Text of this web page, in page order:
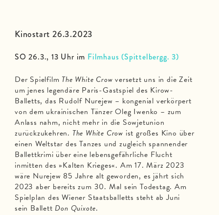
Kinostart 26.3.2023
SO 26.3., 13 Uhr im Filmhaus (Spittelbergg. 3)
Der Spielfilm The White Crowversetzt uns in die Zeit
um jenes legendäre Paris-Gastspiel des Kirow-
Balletts, das Rudolf Nurejew – kongenial verkörpert
von dem ukrainischen Tänzer Oleg Iwenko – zum
Anlass nahm, nicht mehr in die Sowjetunion
zurückzukehren. The White Crow ist großes Kino über
einen Weltstar des Tanzes und zugleich spannender
Ballettkrimi über eine lebensgefährliche Flucht
inmitten des »Kalten Krieges«. Am 17. März 2023
wäre Nurejew 85 Jahre alt geworden, es jährt sich
2023 aber bereits zum 30. Mal sein Todestag. Am
Spielplan des Wiener Staatsballetts steht ab Juni
sein Ballett Don Quixote.